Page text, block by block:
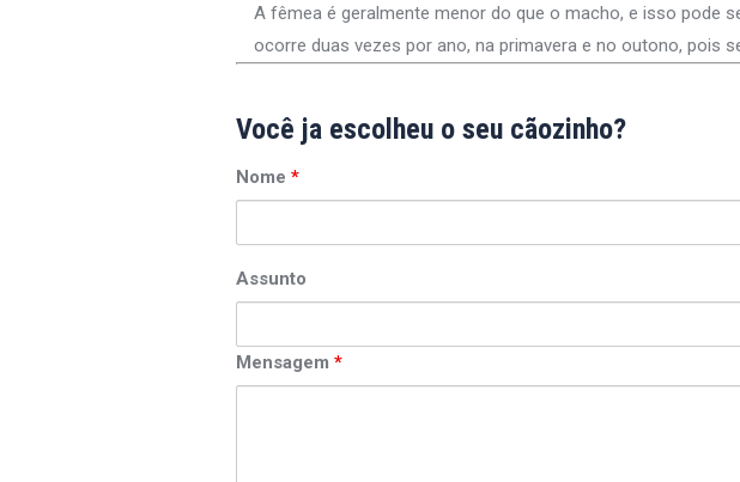
A fêmea é geralmente menor do que o macho, e isso pode
ocorre duas vezes por ano, na primavera e no outono, pois
Você ja escolheu o seu cãozinho?
Nome *
Assunto
Mensagem *